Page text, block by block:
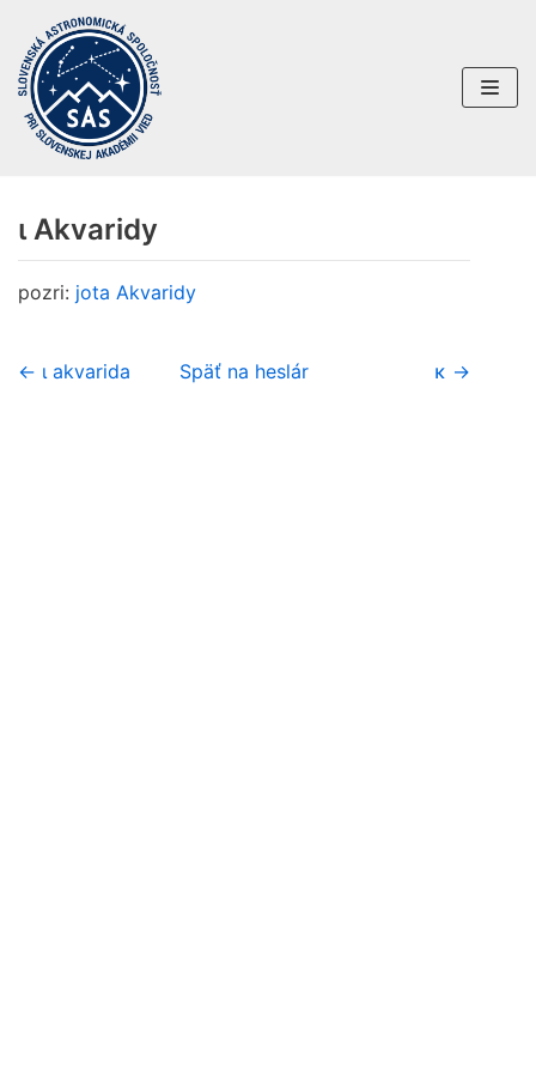
Preskočiť
na
obsah
ι Akvaridy
pozri: jota Akvaridy
← ι akvarida Späť na heslár κ →